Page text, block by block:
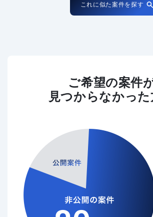
これに似た案件を探す
ご希望の案件
見つからなかっ